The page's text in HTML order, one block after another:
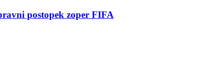
postopek zoper FIFA